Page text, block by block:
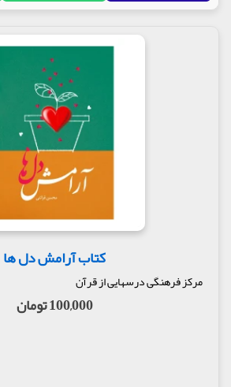
کتاب آرامش دل ها
مرکز فرهنگی درسهایی از قرآن
100,000 تومان